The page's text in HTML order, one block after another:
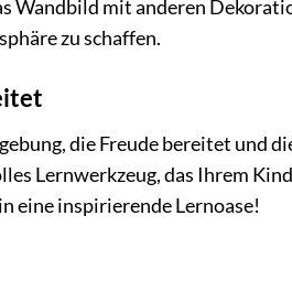
Wandbild mit anderen
zu schaffen.
die Freude bereitet und
Lernwerkzeug, das Ihrem
eine inspirierende Lernoase!